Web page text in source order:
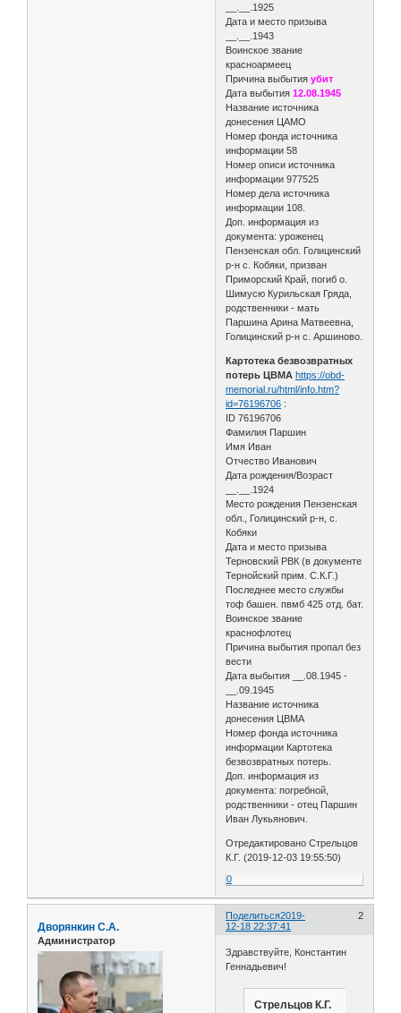
__.__.1925
Дата и место призыва
__.__.1943
Воинское звание
красноармеец
Причина выбытияубит
Дата выбытия 12.08.1945
Название источника
донесения ЦАМО
Номер фонда источника
информации 58
Номер описи источника
информации 977525
Номер дела источника
информации 108.
Доп. информация из
документа: уроженец
Пензенская обл. Голицинский
р-н с. Кобяки, призван
Приморский Край, погиб о.
Шимусю Курильская Гряда,
родственники - мать
Паршина Арина Матвеевна,
Голицинский р-н с. Аршиново.
Картотека безвозвратных
потерь ЦВМА https://obd-
memorial.ru/html/info.htm?
id=76196706 :
ID 76196706
Фамилия Паршин
Имя Иван
Отчество Иванович
Дата рождения/Возраст
__.__.1924
Место рождения Пензенская
обл., Голицинский р-н, с.
Кобяки
Дата и место призыва
Терновский РВК (в документе
Тернойский прим. С.К.Г.)
Последнее место службы
тоф башен. пвмб 425 отд. бат.
Воинское звание
краснофлотец
Причина выбытия пропал без
вести
Дата выбытия __.08.1945 -
__.09.1945
Название источника
донесения ЦВМА
Номер фонда источника
информации Картотека
безвозвратных потерь.
Доп. информация из
документа: погребной,
родственники - отец Паршин
Иван Лукьянович.
Отредактировано Стрельцов
К.Г. (2019-12-03 19:55:50)
0
Поделиться 2
2019-
12-18 22:37:41
Дворянкин С.А.
Администратор
Здравствуйте, Константин
Геннадьевич!
Стрельцов К.Г.